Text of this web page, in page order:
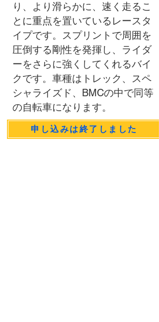
り、より滑らかに、速く走るこ
とに重点を置いているレースタ
イプです。スプリントで周囲を
圧倒する剛性を発揮し、ライダ
ーをさらに強くしてくれるバイ
クです。車種はトレック、スペ
シャライズド、BMCの中で同等
の自転車になります。
申し込みは終了しました